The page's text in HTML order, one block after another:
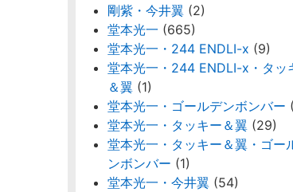
剛紫・今井翼 (2)
堂本光一 (665)
堂本光一・244 ENDLI-x (9)
堂本光一・244 ENDLI-x・タッ
＆翼 (1)
堂本光一・ゴールデンボンバー
堂本光一・タッキー＆翼 (29)
堂本光一・タッキー＆翼・ゴー
ンボンバー (1)
堂本光一・今井翼 (54)